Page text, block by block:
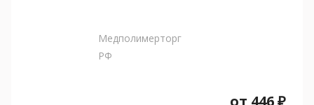
Медполимерторг
РФ
от 446₽